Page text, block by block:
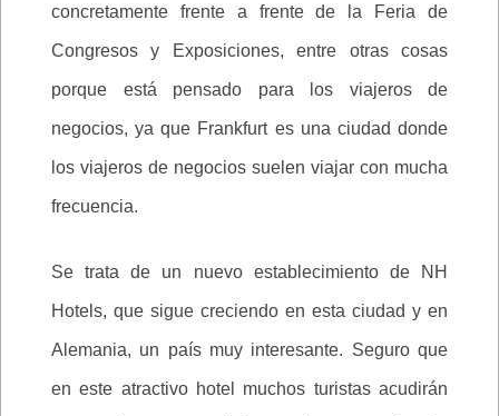
concretamente frente a frente de la Feria de
Congresos y Exposiciones, entre otras cosas
porque está pensado para los viajeros de
negocios, ya que Frankfurt es una ciudad donde
los viajeros de negocios suelen viajar con mucha
frecuencia.
Se trata de un nuevo establecimiento de NH
Hotels, que sigue creciendo en esta ciudad y en
Alemania, un país muy interesante. Seguro que
en este atractivo hotel muchos turistas acudirán